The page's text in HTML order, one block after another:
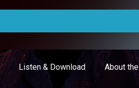
Listen & Download About